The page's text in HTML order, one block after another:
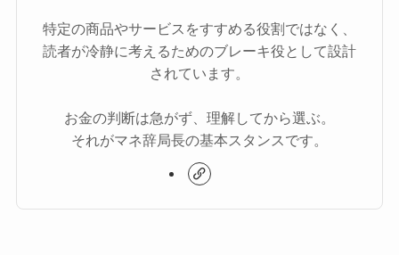
特定の商品やサービスをすすめる役割ではなく、
読者が冷静に考えるためのブレーキ役として設計
されています。
お金の判断は急がず、理解してから選ぶ。
それがマネ辞局長の基本スタンスです。